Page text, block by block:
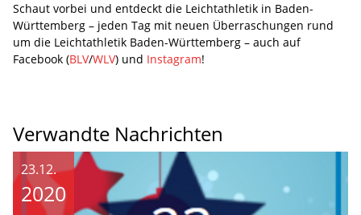
Schaut vorbei und entdeckt die Leichtathletik in Baden-
Württemberg – jeden Tag mit neuen Überraschungen rund
um die Leichtathletik Baden-Württemberg – auch auf
Facebook (BLV/WLV) und Instagram!
Verwandte Nachrichten
23.12.
2020